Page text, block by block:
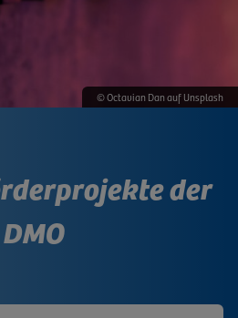
© Octavian Dan auf Unsplash
der
DMO